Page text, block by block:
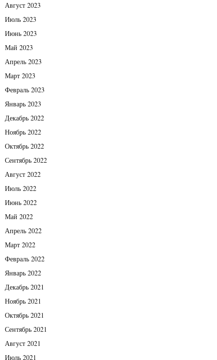
Август 2023
Июль 2023
Июнь 2023
Май 2023
Апрель 2023
Март 2023
Февраль 2023
Январь 2023
Декабрь 2022
Ноябрь 2022
Октябрь 2022
Сентябрь 2022
Август 2022
Июль 2022
Июнь 2022
Май 2022
Апрель 2022
Март 2022
Февраль 2022
Январь 2022
Декабрь 2021
Ноябрь 2021
Октябрь 2021
Сентябрь 2021
Август 2021
Июль 2021